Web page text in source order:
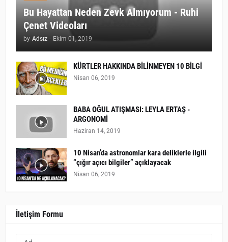
Bu Hayattan Neden Zevk Almıyorum - Ruhi
Çenet Videoları
by Adsız - Ekim 01, 2019
KÜRTLER HAKKINDA BİLİNMEYEN 10 BİLGİ
Nisan 06, 2019
BABA OĞUL ATIŞMASI: LEYLA ERTAŞ -
ARGONOMİ
Haziran 14, 2019
10 Nisan’da astronomlar kara deliklerle ilgili
“çığır açıcı bilgiler” açıklayacak
Nisan 06, 2019
İletişim Formu